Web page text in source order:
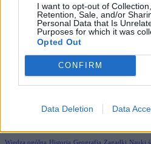
I want to opt-out of
Retention, Sale, and/or
Personal Data that Is
Purposes for which it was
Opted Out
CONFIRM
Data Deletion Data
Działy
Wiedza ogólna Historia Geografia Zagadki Nauki